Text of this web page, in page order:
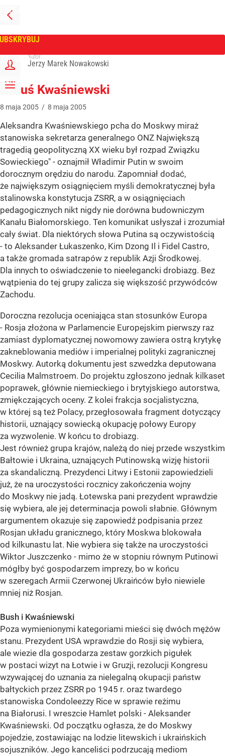
PRZEJDŹ
NA
GŁÓWNĄ
ZALOGUJ
MENU
Tygodnik Wprost
Autor:
Jerzy Marek Nowakowski
Lucuś Kwaśniewski
8 maja 2005 / 8 maja 2005
Aleksandra Kwaśniewskiego pcha do Moskwy miraż
stanowiska sekretarza generalnego ONZ Największą
tragedią geopolityczną XX wieku był rozpad Związku
Sowieckiego" - oznajmił Władimir Putin w swoim
dorocznym orędziu do narodu. Zapomniał dodać,
że największym osiągnięciem myśli demokratycznej była
stalinowska konstytucja ZSRR, a w osiągnięciach
pedagogicznych nikt nigdy nie dorówna budowniczym
Kanału Białomorskiego. Ten komunikat usłyszał i zrozumiał
cały świat. Dla niektórych słowa Putina są oczywistością
- to Aleksander Łukaszenko, Kim Dzong Il i Fidel Castro,
a także gromada satrapów z republik Azji Środkowej.
Dla innych to oświadczenie to nieelegancki drobiazg. Bez
wątpienia do tej grupy zalicza się większość przywódców
Zachodu.
Doroczna rezolucja oceniająca stan stosunków Europa
- Rosja złożona w Parlamencie Europejskim pierwszy raz
zamiast dyplomatycznej nowomowy zawiera ostrą krytykę
zakneblowania mediów i imperialnej polityki zagranicznej
Moskwy. Autorką dokumentu jest szwedzka deputowana
Cecilia Malmstroem. Do projektu zgłoszono jednak kilkaset
poprawek, głównie niemieckiego i brytyjskiego autorstwa,
zmiękczających oceny. Z kolei frakcja socjalistyczna,
w której są też Polacy, przegłosowała fragment dotyczący
historii, uznający sowiecką okupację połowy Europy
za wyzwolenie. W końcu to drobiazg.
Jest również grupa krajów, należą do niej przede wszystkim
Bałtowie i Ukraina, uznających Putinowską wizję historii
za skandaliczną. Prezydenci Litwy i Estonii zapowiedzieli
już, że na uroczystości rocznicy zakończenia wojny
do Moskwy nie jadą. Łotewska pani prezydent wprawdzie
się wybiera, ale jej determinacja powoli słabnie. Głównym
argumentem okazuje się zapowiedź podpisania przez
Rosjan układu granicznego, który Moskwa blokowała
od kilkunastu lat. Nie wybiera się także na uroczystości
Wiktor Juszczenko - mimo że w stopniu równym Putinowi
mógłby być gospodarzem imprezy, bo w końcu
w szeregach Armii Czerwonej Ukraińców było niewiele
mniej niż Rosjan.
Bush i Kwaśniewski
Poza wymienionymi kategoriami mieści się dwóch mężów
stanu. Prezydent USA wprawdzie do Rosji się wybiera,
ale wiezie dla gospodarza zestaw gorzkich pigułek
w postaci wizyt na Łotwie i w Gruzji, rezolucji Kongresu
wzywającej do uznania za nielegalną okupacji państw
bałtyckich przez ZSRR po 1945 r. oraz twardego
stanowiska Condoleezzy Rice w sprawie reżimu
na Białorusi. I wreszcie Hamlet polski - Aleksander
Kwaśniewski. Od początku ogłasza, że do Moskwy
pojedzie, zostawiając na lodzie litewskich i ukraińskich
sojuszników. Jego kanceliści podrzucają mediom